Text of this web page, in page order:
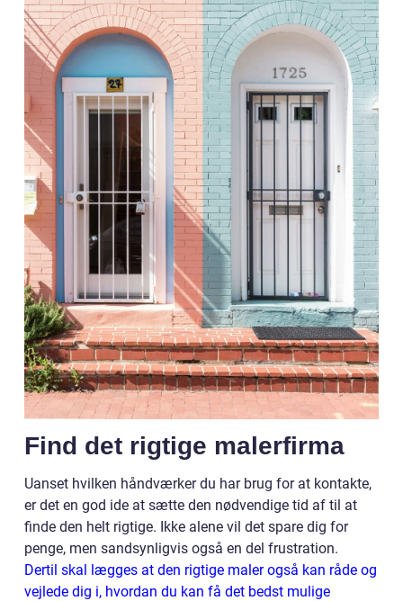
Find det rigtige malerfirma
Uanset hvilken håndværker du har brug for at kontakte,
er det en god ide at sætte den nødvendige tid af til at
finde den helt rigtige. Ikke alene vil det spare dig for
penge, men sandsynligvis også en del frustration.
Dertil skal lægges at den rigtige maler også kan råde og
vejlede dig i, hvordan du kan få det bedst mulige